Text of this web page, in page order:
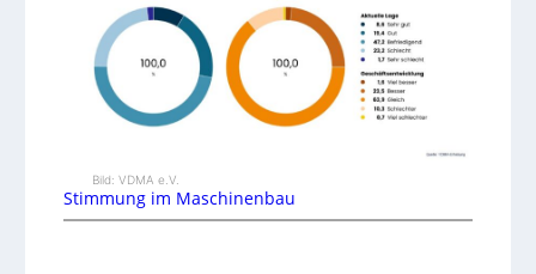
Bild: VDMA e.V.
Stimmung im Maschinenbau